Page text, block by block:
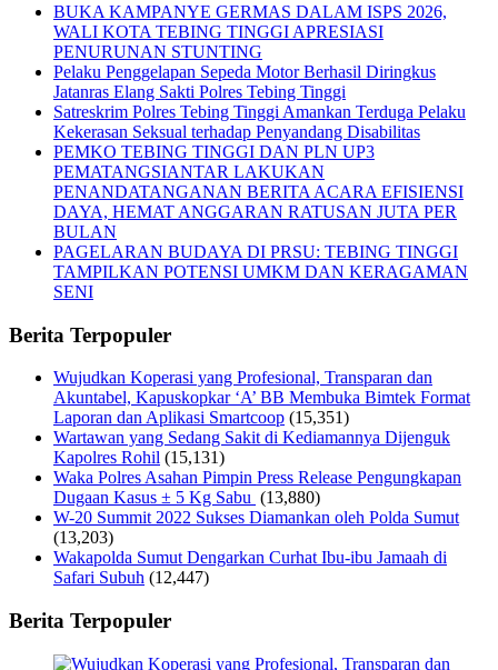
BUKA KAMPANYE GERMAS DALAM ISPS 2026,
WALI KOTA TEBING TINGGI APRESIASI
PENURUNAN STUNTING
Pelaku Penggelapan Sepeda Motor Berhasil Diringkus
Jatanras Elang Sakti Polres Tebing Tinggi
Satreskrim Polres Tebing Tinggi Amankan Terduga Pelaku
Kekerasan Seksual terhadap Penyandang Disabilitas
PEMKO TEBING TINGGI DAN PLN UP3
PEMATANGSIANTAR LAKUKAN
PENANDATANGANAN BERITA ACARA EFISIENSI
DAYA, HEMAT ANGGARAN RATUSAN JUTA PER
BULAN
PAGELARAN BUDAYA DI PRSU: TEBING TINGGI
TAMPILKAN POTENSI UMKM DAN KERAGAMAN
SENI
Berita Terpopuler
Wujudkan Koperasi yang Profesional, Transparan dan
Akuntabel, Kapuskopkar ‘A’ BB Membuka Bimtek Format
Laporan dan Aplikasi Smartcoop (15,351)
Wartawan yang Sedang Sakit di Kediamannya Dijenguk
Kapolres Rohil (15,131)
Waka Polres Asahan Pimpin Press Release Pengungkapan
Dugaan Kasus ± 5 Kg Sabu (13,880)
W-20 Summit 2022 Sukses Diamankan oleh Polda Sumut
(13,203)
Wakapolda Sumut Dengarkan Curhat Ibu-ibu Jamaah di
Safari Subuh (12,447)
Berita Terpopuler